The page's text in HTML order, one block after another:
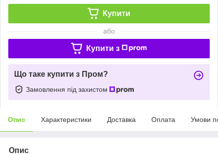
Купити
або
Купити з
Що таке купити з Пром?
Замовлення під захистом
Опис Характеристики Доставка Оплата Умови
Опис